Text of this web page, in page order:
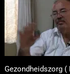
Gezondheidszorg